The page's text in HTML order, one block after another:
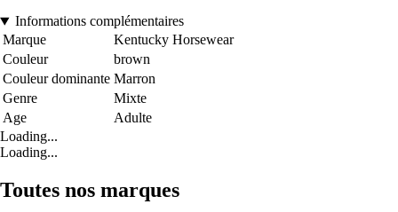
Informations complémentaires
Marque
Kentucky Horsewear
Couleur
brown
Couleur dominante Marron
Genre
Mixte
Age
Adulte
Loading...
Loading...
Toutes nos marques